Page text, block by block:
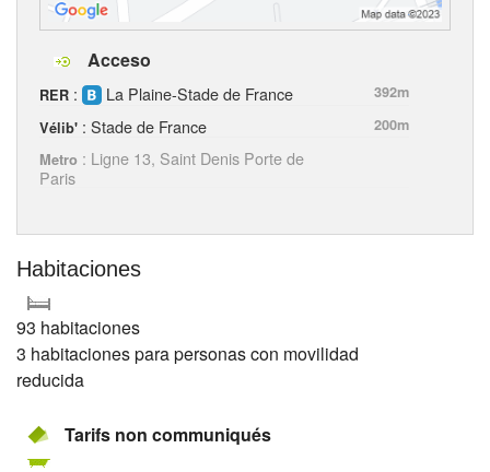
Acceso
RER : La Plaine-Stade de France
392m
Vélib' : Stade de France
200m
Metro : Ligne 13, Saint Denis Porte de
Paris
Habitaciones
93 habitaciones
3 habitaciones para personas con movilidad
reducida
Tarifs non communiqués